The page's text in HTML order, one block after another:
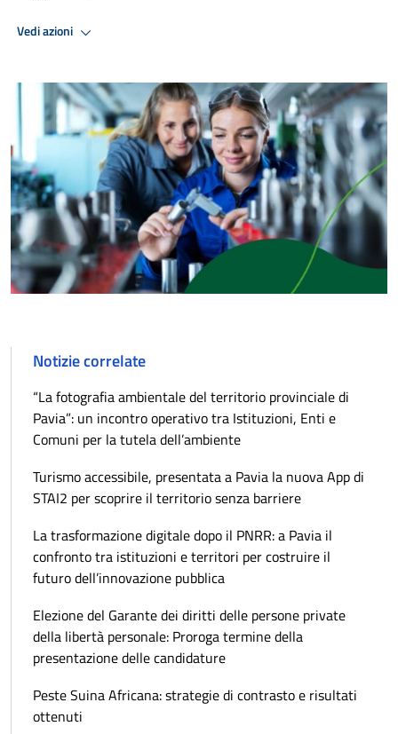
Vedi azioni
Notizie correlate
“La fotografia ambientale del territorio provinciale di
Pavia”: un incontro operativo tra Istituzioni, Enti e
Comuni per la tutela dell’ambiente
Turismo accessibile, presentata a Pavia la nuova App di
STAI2 per scoprire il territorio senza barriere
La trasformazione digitale dopo il PNRR: a Pavia il
confronto tra istituzioni e territori per costruire il
futuro dell’innovazione pubblica
Elezione del Garante dei diritti delle persone private
della libertà personale: Proroga termine della
presentazione delle candidature
Peste Suina Africana: strategie di contrasto e risultati
ottenuti